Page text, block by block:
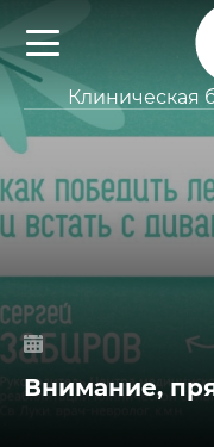
Клиническая
Внимание,